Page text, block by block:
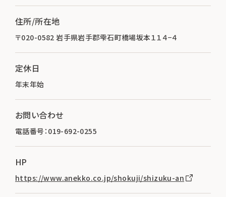
住所/所在地
〒020-0582 岩手県岩手郡雫石町橋場坂本１１４−４
定休日
年末年始
お問い合わせ
電話番号：019-692-0255
HP
https://www.anekko.co.jp/shokuji/shizuku-an